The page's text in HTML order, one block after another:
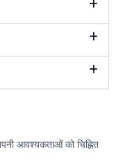
आवश्यकताओं को चिह्नित